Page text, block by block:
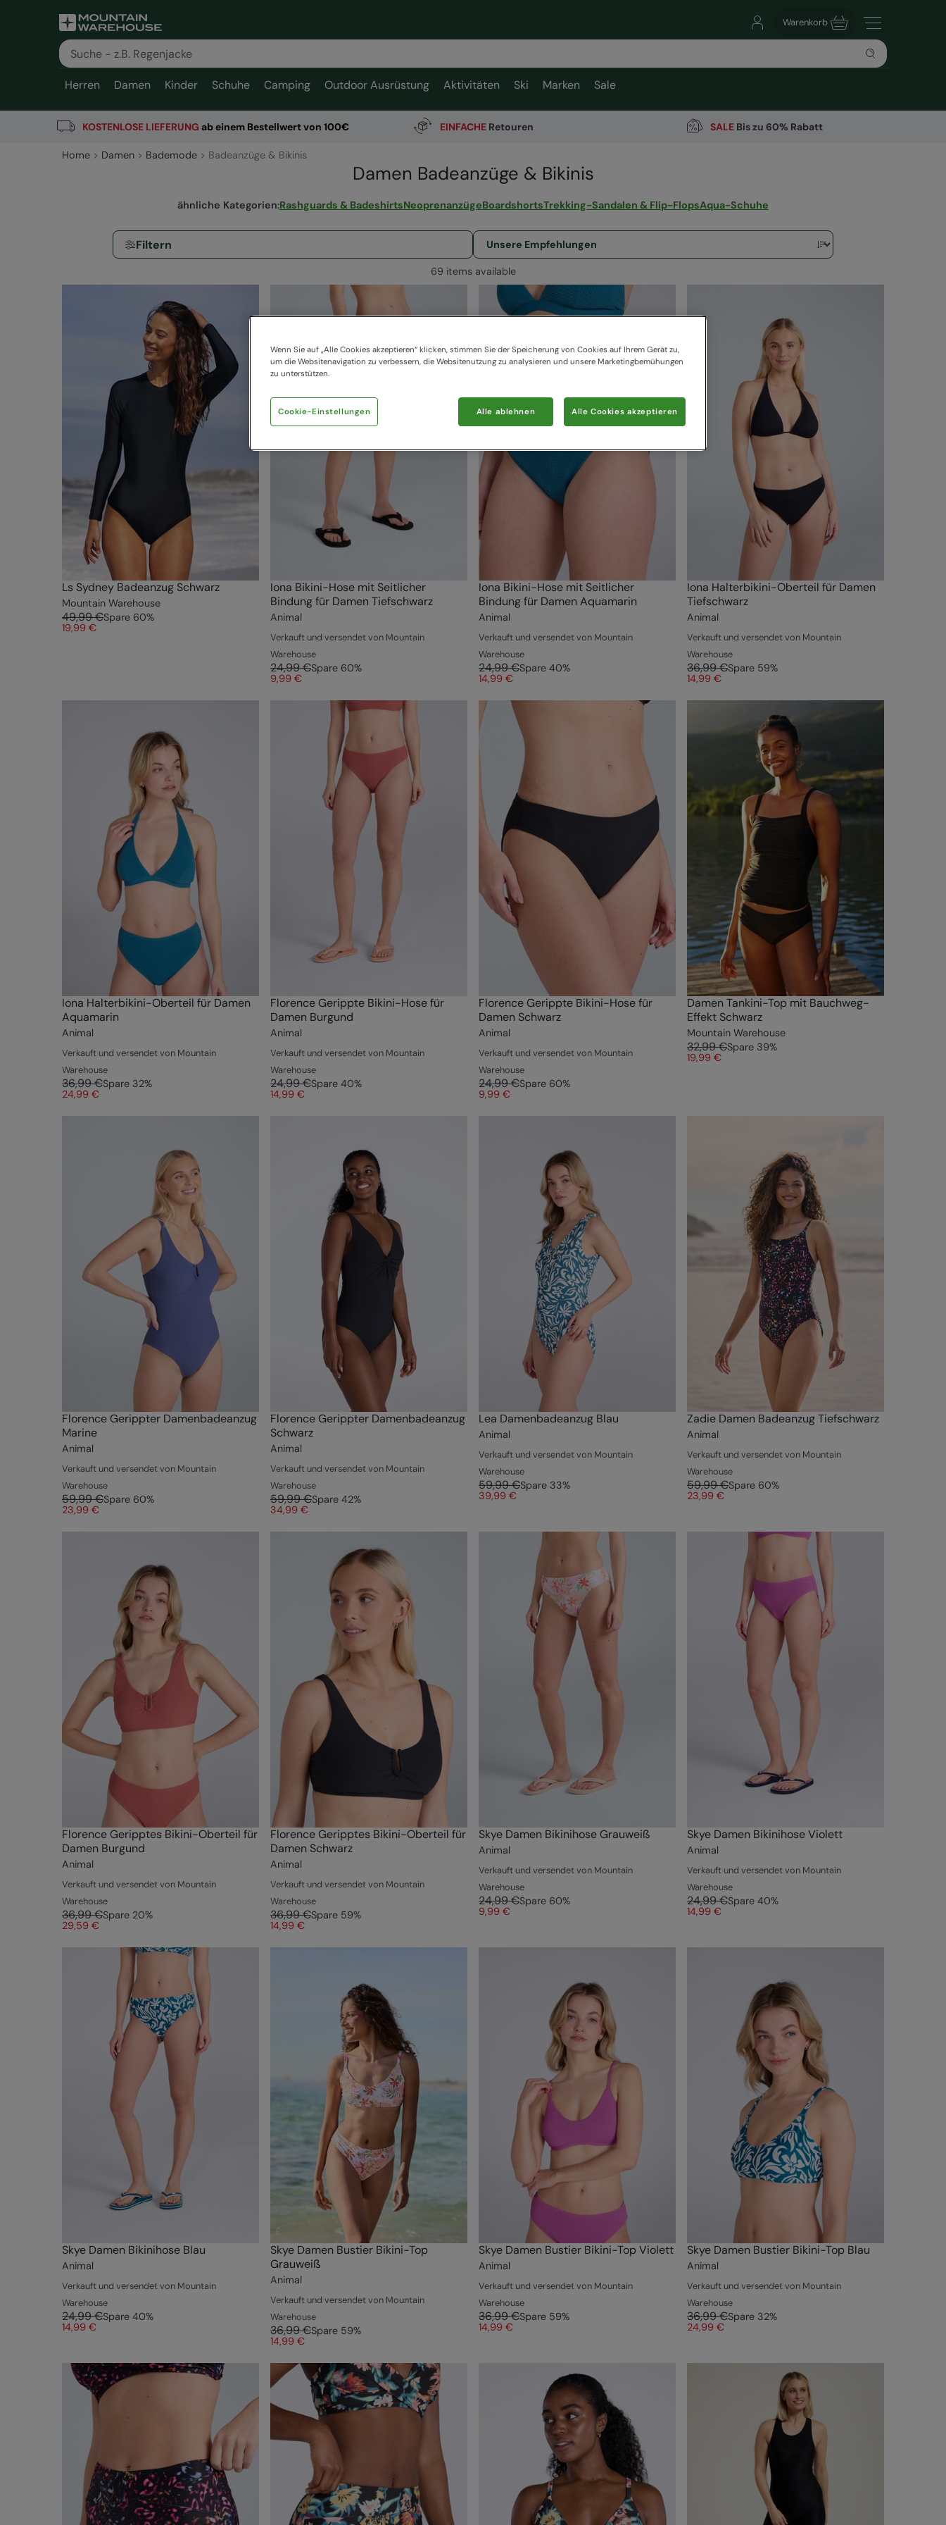
Warenkorb
Herren Damen Kinder Schuhe Camping Outdoor Ausrüstung Aktivitäten Ski Marken Sale
KOSTENLOSE LIEFERUNG ab einem Bestellwert von 100€ EINFACHE Retouren SALEBis zu 60% Rabatt
Home Damen Bademode Badeanzüge & Bikinis
Damen Badeanzüge & Bikinis
ähnliche Kategorien:Rashguards & BadeshirtsNeoprenanzügeBoardshortsTrekking-Sandalen & Flip-FlopsAqua-Schuhe
Filtern
69 items available
Ls Sydney Badeanzug Schwarz
Mountain Warehouse
49,99 €Spare 60%
19,99 €
Iona Bikini-Hose mit Seitlicher
Bindung für Damen Tiefschwarz
Animal
Verkauft und versendet von Mountain
Warehouse
24,99 €Spare 60%
9,99 €
Iona Bikini-Hose mit Seitlicher
Bindung für Damen Aquamarin
Animal
Verkauft und versendet von Mountain
Warehouse
24,99 €Spare 40%
14,99 €
Iona Halterbikini-Oberteil für Damen
Tiefschwarz
Animal
Verkauft und versendet von Mountain
Warehouse
36,99 €Spare 59%
14,99 €
Iona Halterbikini-Oberteil für Damen
Aquamarin
Animal
Verkauft und versendet von Mountain
Warehouse
36,99 €Spare 32%
24,99 €
Florence Gerippte Bikini-Hose für
Damen Burgund
Animal
Verkauft und versendet von Mountain
Warehouse
24,99 €Spare 40%
14,99 €
Florence Gerippte Bikini-Hose für
Damen Schwarz
Animal
Verkauft und versendet von Mountain
Warehouse
24,99 €Spare 60%
9,99 €
Damen Tankini-Top mit Bauchweg-
Effekt Schwarz
Mountain Warehouse
32,99 €Spare 39%
19,99 €
Florence Gerippter Damenbadeanzug
Marine
Animal
Verkauft und versendet von Mountain
Warehouse
59,99 €Spare 60%
23,99 €
Florence Gerippter Damenbadeanzug
Schwarz
Animal
Verkauft und versendet von Mountain
Warehouse
59,99 €Spare 42%
34,99 €
Lea Damenbadeanzug Blau
Animal
Verkauft und versendet von Mountain
Warehouse
59,99 €Spare 33%
39,99 €
Zadie Damen Badeanzug Tiefschwarz
Animal
Verkauft und versendet von Mountain
Warehouse
59,99 €Spare 60%
23,99 €
Florence Geripptes Bikini-Oberteil für
Damen Burgund
Animal
Verkauft und versendet von Mountain
Warehouse
36,99 €Spare 20%
29,59 €
Florence Geripptes Bikini-Oberteil für
Damen Schwarz
Animal
Verkauft und versendet von Mountain
Warehouse
36,99 €Spare 59%
14,99 €
Skye Damen Bikinihose Grauweiß
Animal
Verkauft und versendet von Mountain
Warehouse
24,99 €Spare 60%
9,99 €
Skye Damen Bikinihose Violett
Animal
Verkauft und versendet von Mountain
Warehouse
24,99 €Spare 40%
14,99 €
Skye Damen Bikinihose Blau
Animal
Verkauft und versendet von Mountain
Warehouse
24,99 €Spare 40%
14,99 €
Skye Damen Bustier Bikini-Top
Grauweiß
Animal
Verkauft und versendet von Mountain
Warehouse
36,99 €Spare 59%
14,99 €
Skye Damen Bustier Bikini-Top Violett
Animal
Verkauft und versendet von Mountain
Warehouse
36,99 €Spare 59%
14,99 €
Skye Damen Bustier Bikini-Top Blau
Animal
Verkauft und versendet von Mountain
Warehouse
36,99 €Spare 32%
24,99 €
Wenn Sie auf „Alle Cookies akzeptieren“ klicken, stimmen Sie der Speicherung von Cookies auf Ihrem Gerät zu,
um die Websitenavigation zu verbessern, die Websitenutzung zu analysieren und unsere Marketingbemühungen
zu unterstützen.
Cookie-Einstellungen Alle ablehnen Alle Cookies akzeptieren